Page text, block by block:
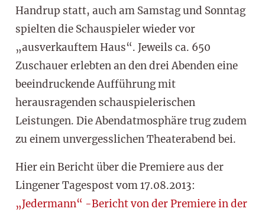
Handrup statt, auch am Samstag und Sonntag
spielten die Schauspieler wieder vor
„ausverkauftem Haus“. Jeweils ca. 650
Zuschauer erlebten an den drei Abenden eine
beeindruckende Aufführung mit
herausragenden schauspielerischen
Leistungen. Die Abendatmosphäre trug zudem
zu einem unvergesslichen Theaterabend bei.
Hier ein Bericht über die Premiere aus der
Lingener Tagespost vom 17.08.2013:
„Jedermann“ -Bericht von der Premiere in der